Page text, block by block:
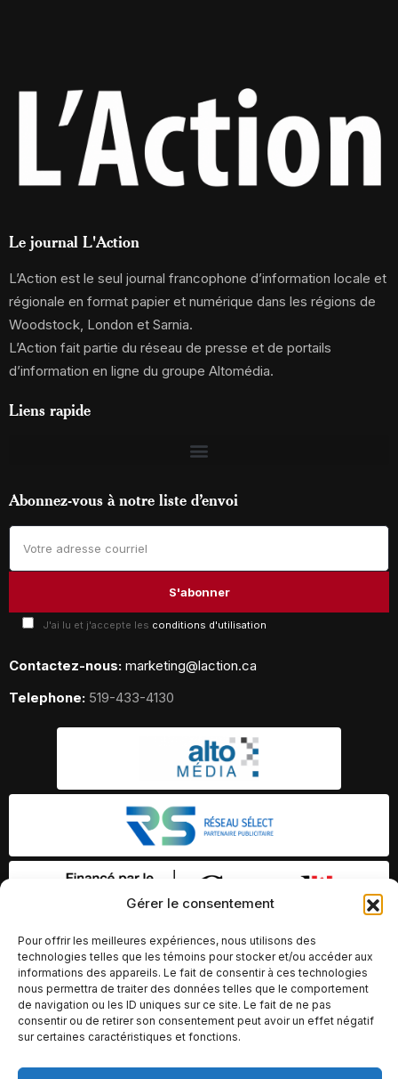
Gérer le consentement
Pour offrir les meilleures expériences, nous utilisons des
technologies telles que les témoins pour stocker et/ou accéder aux
informations des appareils. Le fait de consentir à ces technologies
nous permettra de traiter des données telles que le comportement
de navigation ou les ID uniques sur ce site. Le fait de ne pas
consentir ou de retirer son consentement peut avoir un effet négatif
sur certaines caractéristiques et fonctions.
Le journal L'Action
L’Action est le seul journal francophone d’information locale et
régionale en format papier et numérique dans les régions de
Woodstock, London et Sarnia.
L’Action fait partie du réseau de presse et de portails
d’information en ligne du groupe Altomédia.
Liens rapide
Abonnez-vous à notre liste d’envoi
J'ai lu et j'accepte les conditions d'utilisation
Contactez-nous: marketing@laction.ca
Telephone: 519-433-4130